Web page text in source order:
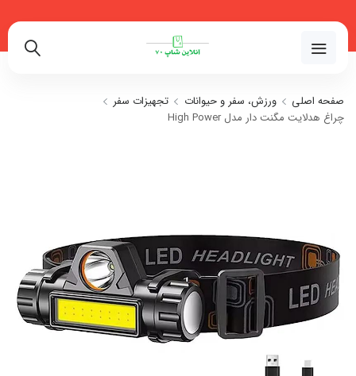
صفحه اصلی ورزش، سفر و حیوانات
تجهیزات سفر
چراغ هدلایت مگنت دار مدل High Power